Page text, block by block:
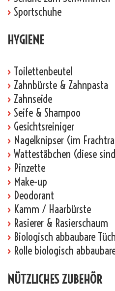
› Sportschuhe
HYGIENE
› Toilettenbeutel
› Zahnbürste & Zahnpasta
› Zahnseide
› Seife & Shampoo
› Gesichtsreiniger
› Nagelknipser (im
› Wattestäbchen (diese
› Pinzette
› Make-up
› Deodorant
› Kamm / Haarbürste
› Rasierer & Rasierschaum
› Biologisch abbaubare
› Rolle biologisch
NÜTZLICHES ZUBEHÖR